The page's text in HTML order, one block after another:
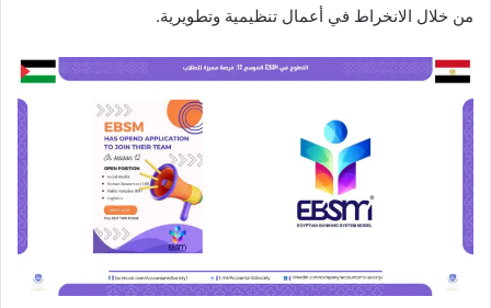
من خلال الانخراط في أعمال تنظيمية وتطويرية.